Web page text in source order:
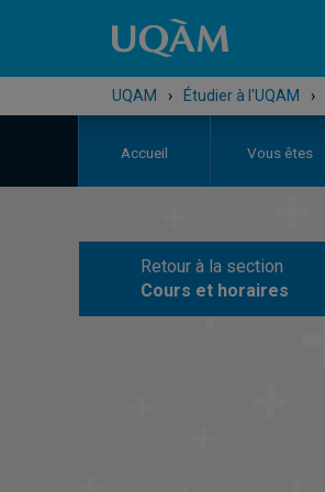
UQAM › Étudier à l'UQAM ›
Accueil Vous êtes
Retour à la section
Cours et horaires